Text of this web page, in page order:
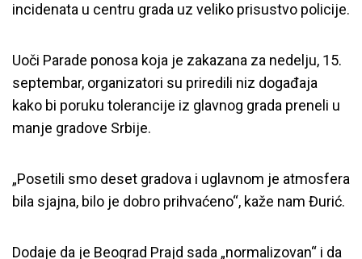
incidenata u centru grada uz veliko prisustvo policije.
Uoči Parade ponosa koja je zakazana za nedelju, 15.
septembar, organizatori su priredili niz događaja
kako bi poruku tolerancije iz glavnog grada preneli u
manje gradove Srbije.
„Posetili smo deset gradova i uglavnom je atmosfera
bila sjajna, bilo je dobro prihvaćeno“, kaže nam Đurić.
Dodaje da je Beograd Prajd sada „normalizovan“ i da